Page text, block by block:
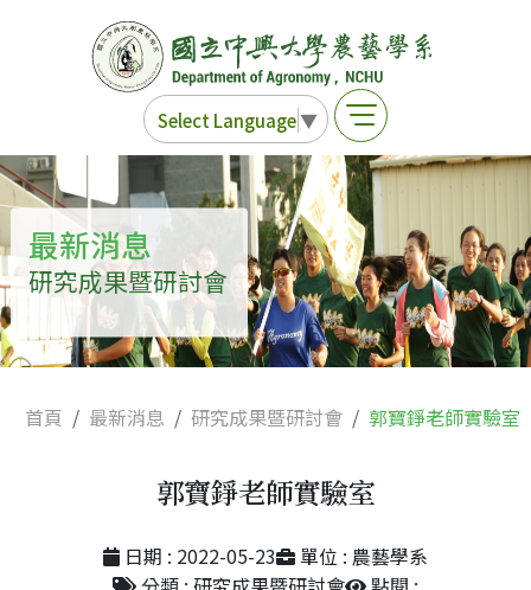
Select Language▼
最新消息
研究成果暨研討會
首頁 最新消息 研究成果暨研討會 郭寶錚老師實驗室
郭寶錚老師實驗室
日期 : 2022-05-23
單位 : 農藝學系